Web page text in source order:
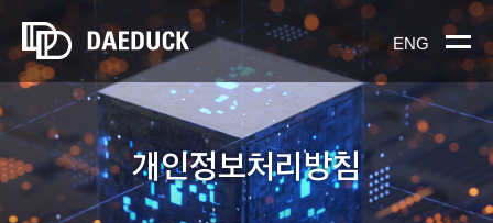
ENG
개인정보처리방침